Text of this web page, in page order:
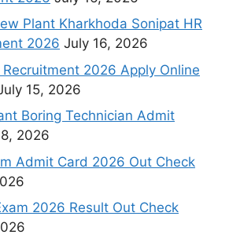
Plant Kharkhoda Sonipat HR
2026 July 16, 2026
2026 Apply Online
15, 2026
Boring Technician Admit
2026
Admit Card 2026 Out Check
2026 Result Out Check